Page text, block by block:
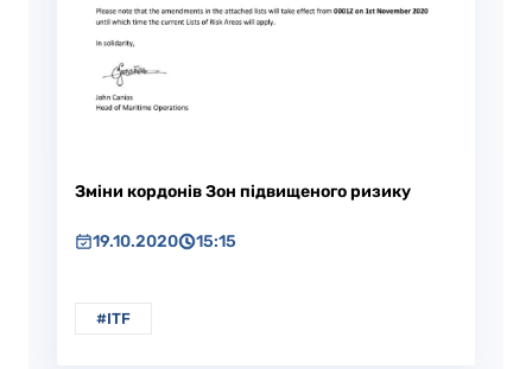
Зміни кордонів Зон підвищеного ризику
19.10.2020 15:15
#ITF